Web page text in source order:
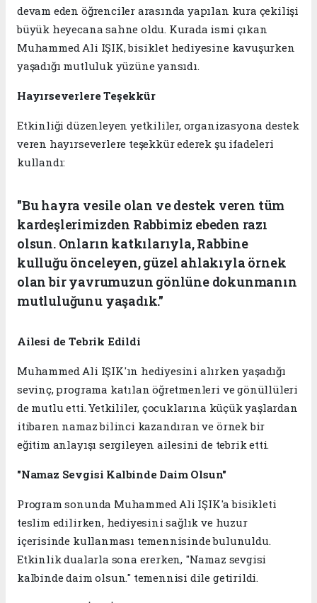
devam eden öğrenciler arasında yapılan kura çekilişi
büyük heyecana sahne oldu. Kurada ismi çıkan
Muhammed Ali IŞIK, bisiklet hediyesine kavuşurken
yaşadığı mutluluk yüzüne yansıdı.
Hayırseverlere Teşekkür
Etkinliği düzenleyen yetkililer, organizasyona destek
veren hayırseverlere teşekkür ederek şu ifadeleri
kullandı:
"Bu hayra vesile olan ve destek veren tüm
kardeşlerimizden Rabbimiz ebeden razı
olsun. Onların katkılarıyla, Rabbine
kulluğu önceleyen, güzel ahlakıyla örnek
olan bir yavrumuzun gönlüne dokunmanın
mutluluğunu yaşadık."
Ailesi de Tebrik Edildi
Muhammed Ali IŞIK'ın hediyesini alırken yaşadığı
sevinç, programa katılan öğretmenleri ve gönüllüleri
de mutlu etti. Yetkililer, çocuklarına küçük yaşlardan
itibaren namaz bilinci kazandıran ve örnek bir
eğitim anlayışı sergileyen ailesini de tebrik etti.
"Namaz Sevgisi Kalbinde Daim Olsun"
Program sonunda Muhammed Ali IŞIK'a bisikleti
teslim edilirken, hediyesini sağlık ve huzur
içerisinde kullanması temennisinde bulunuldu.
Etkinlik dualarla sona ererken, "Namaz sevgisi
kalbinde daim olsun." temennisi dile getirildi.